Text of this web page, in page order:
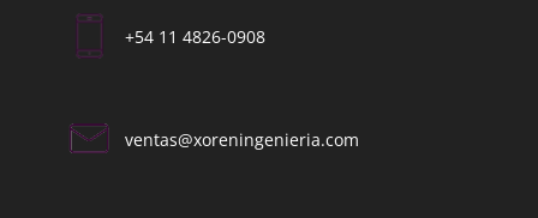
+54 11 4826-0908
ventas@xoreningenieria.com​